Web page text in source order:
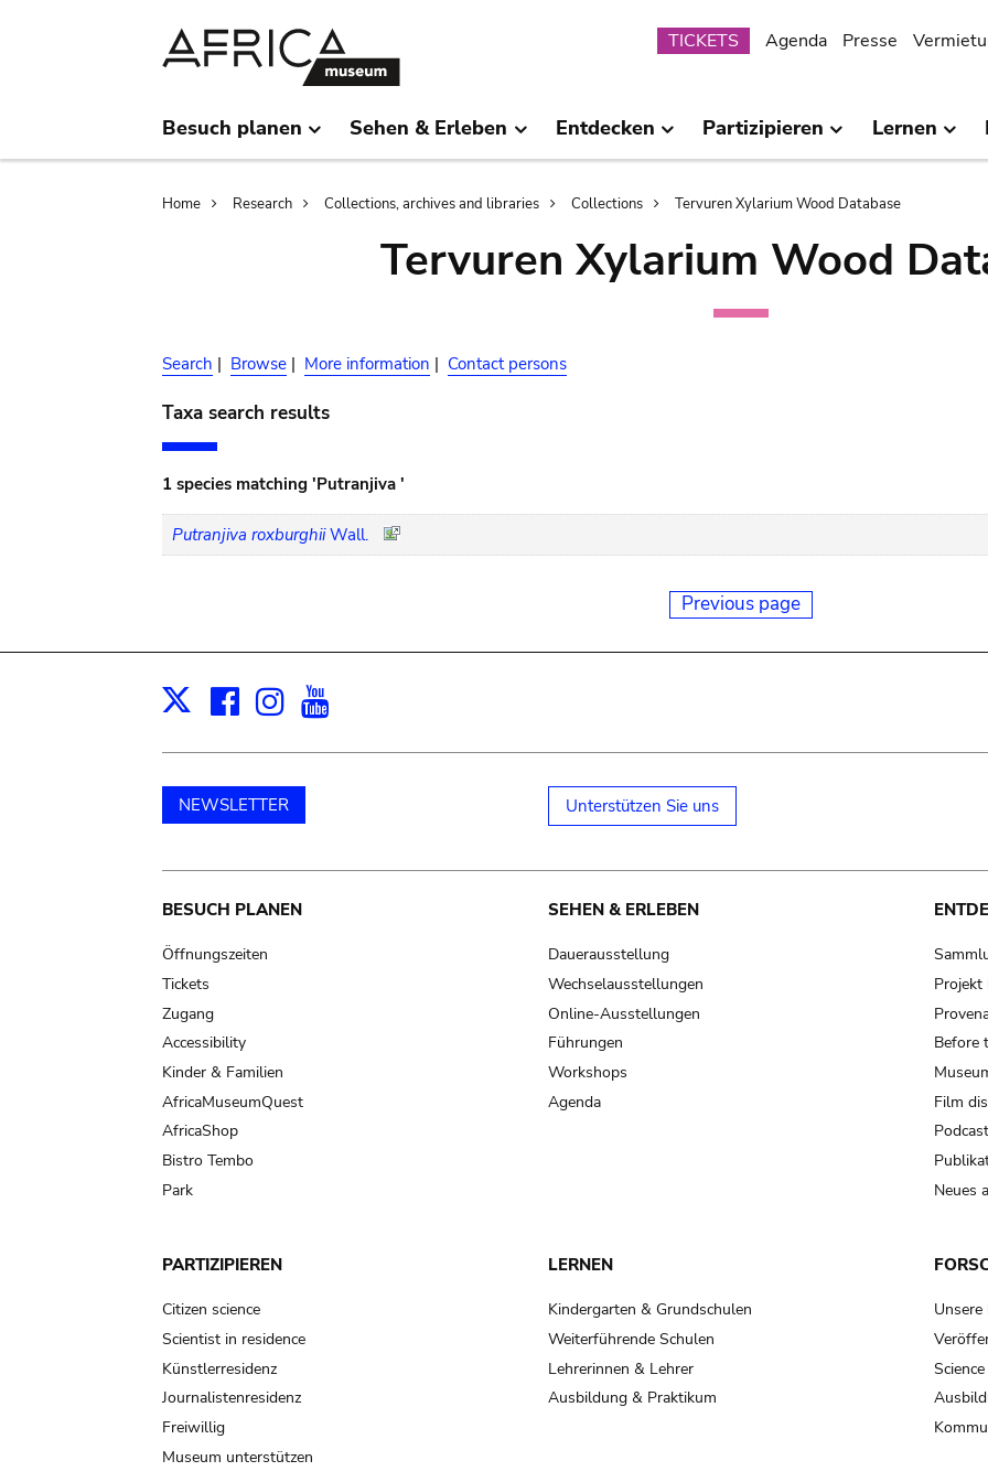
Submenu
TICKETS Agenda Presse
Besuch planen Sehen & Erleben Entdecken Partizipieren Lernen
Breadcrumb
Home Research Collections, archives and libraries Collections Tervuren Xylarium Wood Database
Tervuren Xylarium Wood
Search | Browse | More information | Contact persons
Taxa search results
1 species matching 'Putranjiva '
Putranjiva roxburghii Wall.
Previous page
X Facebook
Instagram
NEWSLETTER Unterstützen Sie uns
Main
navigation
BESUCH PLANEN
Öffnungszeiten
Tickets
Zugang
Accessibility
Kinder & Familien
AfricaMuseumQuest
AfricaShop
Bistro Tembo
Park
SEHEN & ERLEBEN
Dauerausstellung
Wechselausstellungen
Online-Ausstellungen
Führungen
Workshops
Agenda
Projekt
Before
Film
Neues
PARTIZIPIEREN
Citizen science
Scientist in residence
Künstlerresidenz
Journalistenresidenz
Freiwillig
Museum unterstützen
LERNEN
Kindergarten & Grundschulen
Weiterführende Schulen
Lehrerinnen & Lehrer
Ausbildung & Praktikum